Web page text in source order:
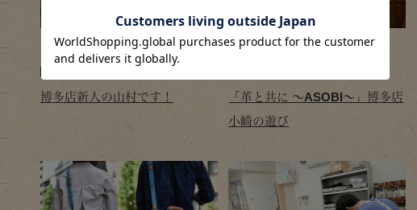
2025/11/17
博多店新人の山村です！
2025/10/08
「革と共に ～ASOBI～」博多店
小崎の遊び